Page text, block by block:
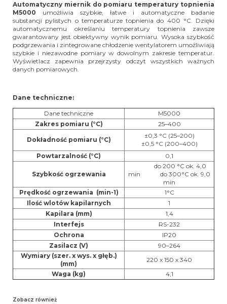
Automatyczny miernik do pomiaru temperatury topnienia
M5000 umożliwia szybkie, łatwe i automatyczne badanie
substancji pylistych o temperaturze topnienia do 400 °C. Dzięki
automatycznemu określaniu temperatury topnienia zawsze
gwarantowany jest obiektywny wynik pomiaru. Wysoka szybkość
podgrzewania i zintegrowane chłodzenie wentylatorem umożliwiają
szybkie i niezawodne pomiary w dowolnym zakresie temperatur.
Wyświetlacz zapewnia przejrzysty odczyt wszystkich ważnych
danych pomiarowych.
Dane techniczne:
Dane techniczne
M5000
Zakres pomiaru (°C)
25–400
Dokładność pomiaru (°C)
±0,3 °C (25–200)
±0,5 °C (200–400)
Powtarzalność (°C)
0,1
Szybkość ogrzewania
do 200 °C ok. 4,0
min do 300°C ok. 9,0
min
Prędkość ogrzewania (min-1)
1°C
Ilość wlotów kapilarnych
1
Kapilara (mm)
1,4
Interfejs
RS-232
Ochrona
IP20
Zasilacz (V)
90–264
Wymiary (szer. x wys. x głęb.)
(mm)
220 x 150 x 340
Waga (kg)
4,1
Zobacz również